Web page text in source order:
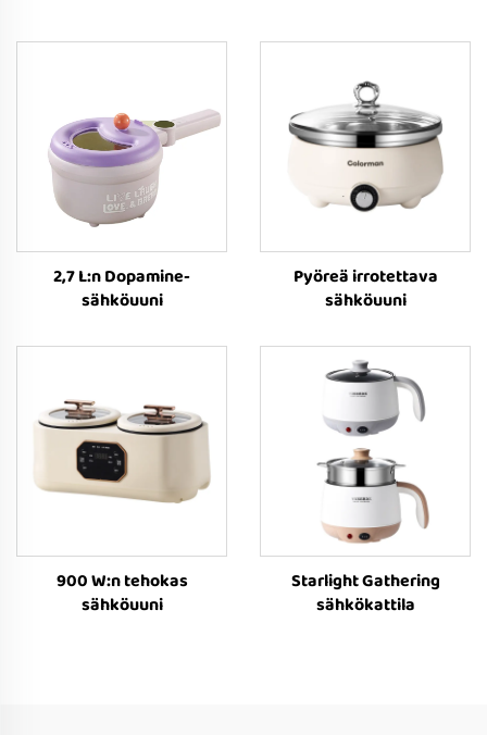
2,7 L:n Dopamine-
sähköuuni
Pyöreä irrotettava
sähköuuni
900 W:n tehokas
sähköuuni
Starlight Gathering
sähkökattila